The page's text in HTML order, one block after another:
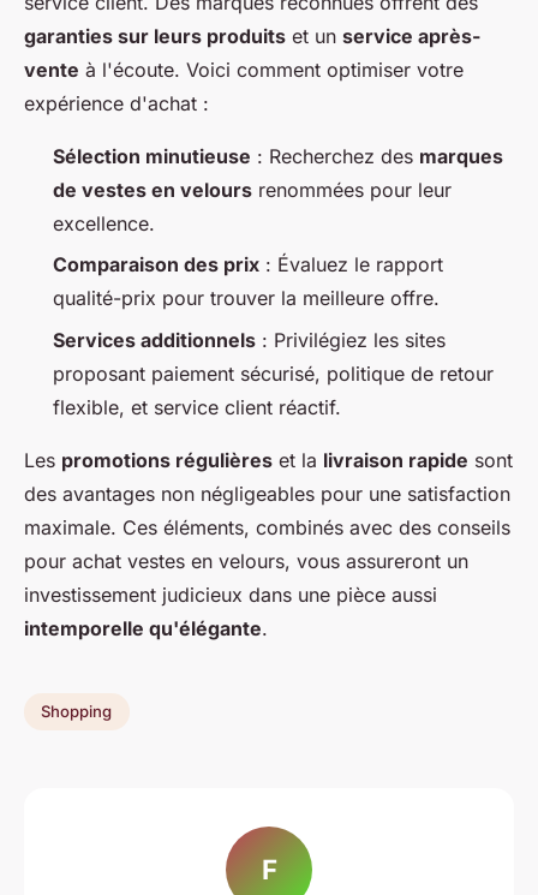
garanties sur leurs produits et un service après-
vente à l'écoute. Voici comment optimiser votre
expérience d'achat :
Sélection minutieuse : Recherchez des marques
de vestes en velours renommées pour leur
excellence.
Comparaison des prix : Évaluez le rapport
qualité-prix pour trouver la meilleure offre.
Services additionnels : Privilégiez les sites
proposant paiement sécurisé, politique de retour
flexible, et service client réactif.
Les promotions régulières et la livraison rapide sont
des avantages non négligeables pour une satisfaction
maximale. Ces éléments, combinés avec des conseils
pour achat vestes en velours, vous assureront un
investissement judicieux dans une pièce aussi
intemporelle qu'élégante.
Shopping
F